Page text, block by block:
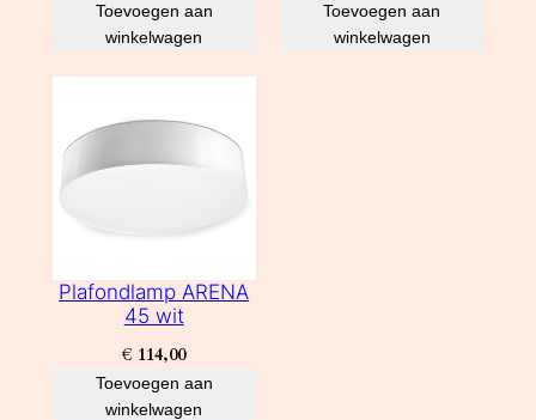
Toevoegen aan
winkelwagen
Toevoegen aan
winkelwagen
Plafondlamp ARENA
45 wit
€ 114,00
Toevoegen aan
winkelwagen